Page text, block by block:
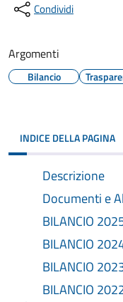
Condividi
Argomenti
Bilancio
INDICE DELLA PAGINA
Descrizione
Documenti e
BILANCIO
BILANCIO
BILANCIO
BILANCIO